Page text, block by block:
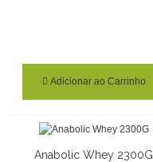
Adicionar ao Carrinho
Anabolic Whey 2300G